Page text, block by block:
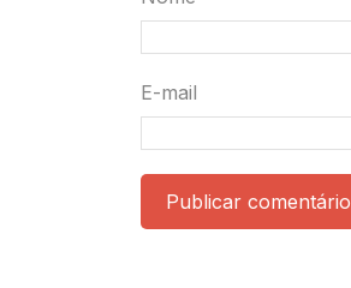
E-mail
Publicar comentário